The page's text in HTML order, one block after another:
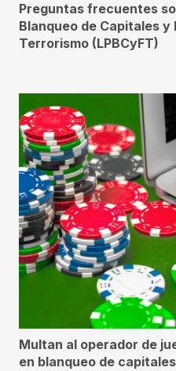
Preguntas frecuentes
Blanqueo de Capitales y
Terrorismo (LPBCyFT)
Multan al operador de
en blanqueo de capitales